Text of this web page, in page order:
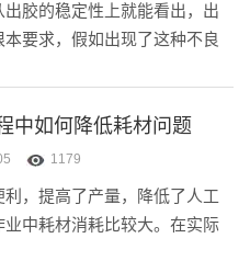
胶的稳定性上就能看出，出
要求，假如出现了这种不良
中如何降低耗材问题
1179
，提高了产量，降低了人工
中耗材消耗比较大。在实际